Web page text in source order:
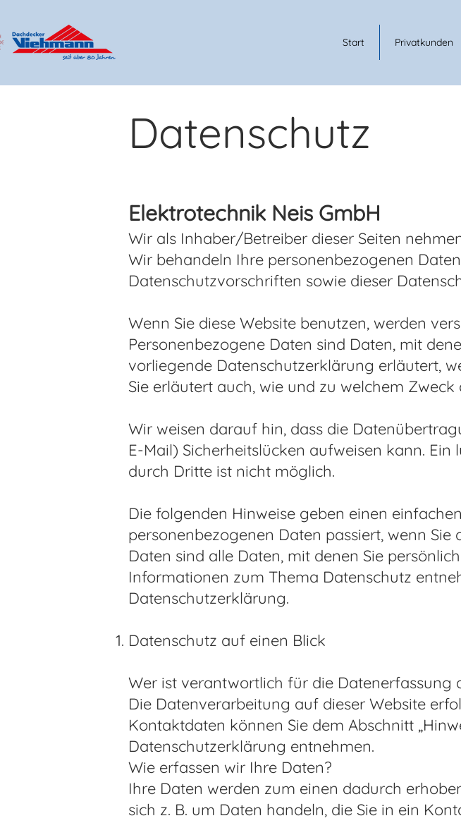
Start Privatkunden
Datenschutz
Elektrotechnik Neis GmbH
Wir als Inhaber/Betreiber dieser Seiten
Wir behandeln Ihre personenbezogenen
Datenschutzvorschriften sowie dieser
Wenn Sie diese Website benutzen, werden
Personenbezogene Daten sind Daten, mit
vorliegende Datenschutzerklärung erläutert,
Sie erläutert auch, wie und zu welchem Zweck
Wir weisen darauf hin, dass die
E-Mail) Sicherheitslücken aufweisen kann.
durch Dritte ist nicht möglich.
Die folgenden Hinweise geben einen
personenbezogenen Daten passiert, wenn
Daten sind alle Daten, mit denen Sie
Informationen zum Thema Datenschutz
Datenschutzerklärung.
Datenschutz auf einen Blick
Wer ist verantwortlich für die Datenerfassung
Die Datenverarbeitung auf dieser Website
Kontaktdaten können Sie dem Abschnitt
Datenschutzerklärung entnehmen.
Wie erfassen wir Ihre Daten?
Ihre Daten werden zum einen dadurch
sich z. B. um Daten handeln, die Sie in ein